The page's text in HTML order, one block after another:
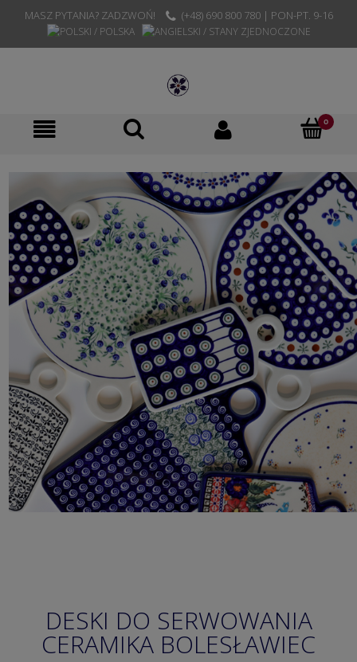
MASZ PYTANIA? ZADZWOŃ! (+48) 690 800 780 | PON-PT. 9-16
DESKI DO SERWOWANIA
CERAMIKA BOLESŁAWIEC